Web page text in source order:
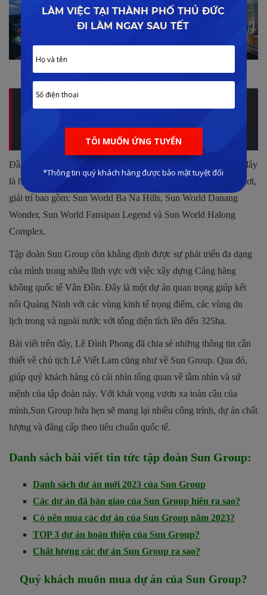
Chuỗi dự án của Sun Group tại Quảng Ninh
Đầu năm 2017, Sun Group đã ra mắt thương hiệu Sun World, đây
là hệ thống giải trí quy tụ các hệ thống công viên, tổ hợp vui chơi,
giải trí bao gồm: Sun World Ba Na Hills, Sun World Danang
Wonder, Sun World Fansipan Legend và Sun World Halong
Complex.
Tập đoàn Sun Group còn khẳng định được sự phát triển đa dạng
của mình trong nhiều lĩnh vực với việc xây dựng Cảng hàng
không quốc tế Vân Đồn. Đây là một dự án quan trọng giúp kết
nối Quảng Ninh với các vùng kinh tế trọng điểm, các vùng du
lịch trong và ngoài nước với tổng diện tích lên đến 325ha.
Bài viết trên đây, Lê Đình Phong đã chia sẻ những thông tin cần
thiết về chủ tịch Lê Viết Lam cũng như về Sun Group. Qua đó,
giúp quý khách hàng có cái nhìn tổng quan về tầm nhìn và sứ
mệnh của tập đoàn này. Với khát vọng vươn xa toàn cầu của
mình,Sun Group hứa hẹn sẽ mang lại nhiều công trình, dự án chất
lượng và đẳng cấp theo tiêu chuẩn quốc tế.
Danh sách bài viết tin tức tập đoàn Sun Group:
Danh sách dự án mới 2023 của Sun Group
Các dự án đã bàn giao của Sun Group hiện ra sao?
Có nên mua các dự án của Sun Group năm 2023?
TOP 3 dự án hoàn thiện của Sun Group?
Chất lượng các dự án Sun Group ra sao?
Quý khách muốn mua dự án của Sun Group?